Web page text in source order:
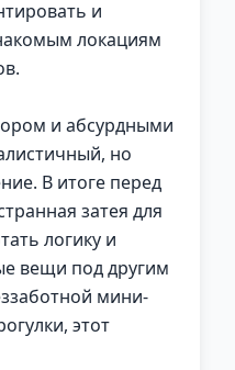
и
локациям
и абсурдными
но
В итоге перед
затея для
логику и
вещи под другим
мини-
этот